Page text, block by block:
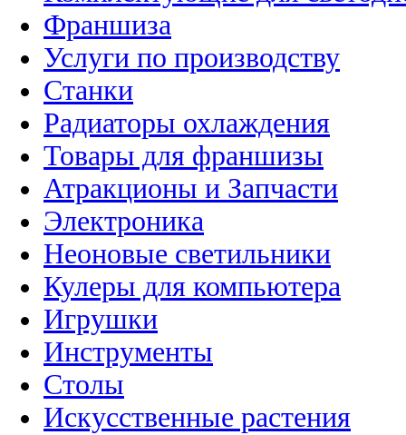
Франшиза
Услуги по производству
Станки
Радиаторы охлаждения
Товары для франшизы
Атракционы и Запчасти
Электроника
Неоновые светильники
Кулеры для компьютера
Игрушки
Инструменты
Столы
Искусственные растения